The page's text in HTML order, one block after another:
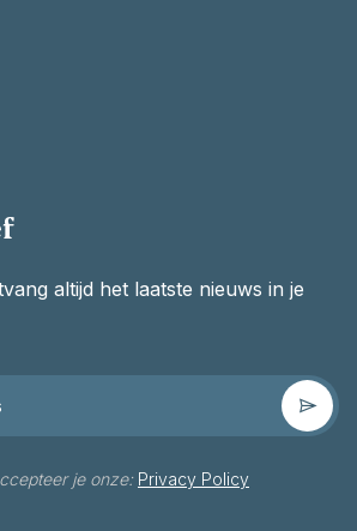
altijd het laatste nieuws in je
je onze: Privacy Policy